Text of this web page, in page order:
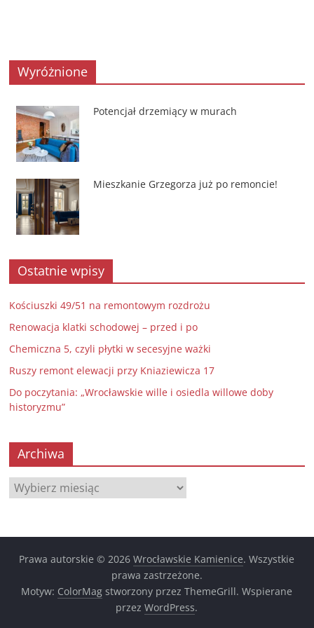
Wyróżnione
Potencjał drzemiący w murach
Mieszkanie Grzegorza już po remoncie!
Ostatnie wpisy
Kościuszki 49/51 na remontowym rozdrożu
Renowacja klatki schodowej – przed i po
Chemiczna 5, czyli płytki w secesyjne ważki
Ruszy remont elewacji przy Kniaziewicza 17
Do poczytania: „Wrocławskie wille i osiedla willowe doby
historyzmu”
Archiwa
Archiwa
Prawa autorskie © 2026Wrocławskie Kamienice. Wszystkie
prawa zastrzeżone.
Motyw: ColorMag stworzony przez ThemeGrill. Wspierane
przezWordPress.